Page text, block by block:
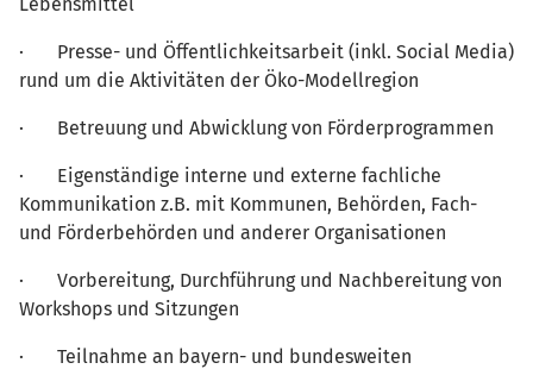
· Presse- und Öffentlichkeitsarbeit (inkl. Social Media)
rund um die Aktivitäten der Öko-Modellregion
· Betreuung und Abwicklung von Förderprogrammen
· Eigenständige interne und externe fachliche
Kommunikation z.B. mit Kommunen, Behörden, Fach-
und Förderbehörden und anderer Organisationen
· Vorbereitung, Durchführung und Nachbereitung von
Workshops und Sitzungen
· Teilnahme an bayern- und bundesweiten